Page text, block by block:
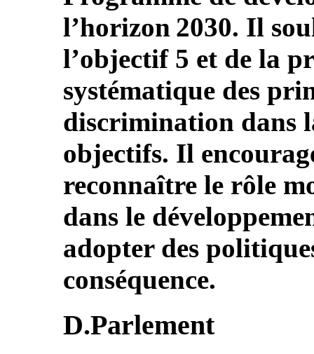
l’horizon 2030. Il
l’objectif 5 et de la
systématique des
discrimination dans
objectifs. Il
reconnaître le rôle
dans le
adopter des
conséquence.
D.Parlement